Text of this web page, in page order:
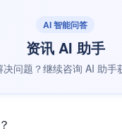
AI 智能问答
资讯 AI 助手
问题？继续咨询 AI 助手